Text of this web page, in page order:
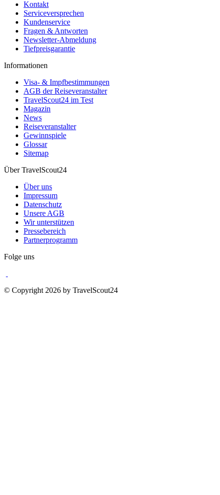
Kontakt
Serviceversprechen
Kundenservice
Fragen & Antworten
Newsletter-Abmeldung
Tiefpreisgarantie
Informationen
Visa- & Impfbestimmungen
AGB der Reiseveranstalter
TravelScout24 im Test
Magazin
News
Reiseveranstalter
Gewinnspiele
Glossar
Sitemap
Über TravelScout24
Über uns
Impressum
Datenschutz
Unsere AGB
Wir unterstützen
Pressebereich
Partnerprogramm
Folge uns
© Copyright 2026 by TravelScout24